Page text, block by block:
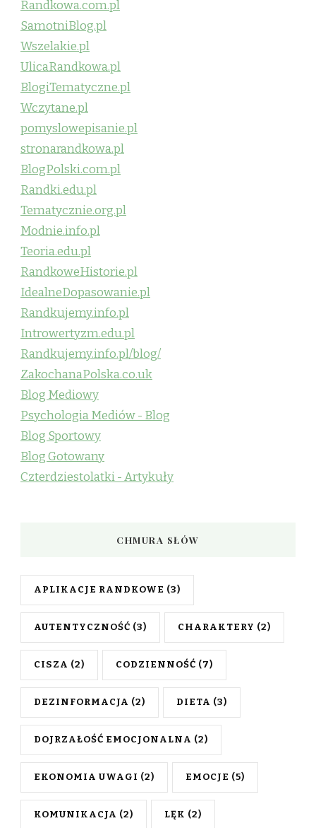
Randkowa.com.pl
SamotniBlog.pl
Wszelakie.pl
UlicaRandkowa.pl
BlogiTematyczne.pl
Wczytane.pl
pomyslowepisanie.pl
stronarandkowa.pl
BlogPolski.com.pl
Randki.edu.pl
Tematycznie.org.pl
Modnie.info.pl
Teoria.edu.pl
RandkoweHistorie.pl
IdealneDopasowanie.pl
Randkujemy.info.pl
Introwertyzm.edu.pl
Randkujemy.info.pl/blog/
ZakochanaPolska.co.uk
Blog Mediowy
Psychologia Mediów - Blog
Blog Sportowy
Blog Gotowany
Czterdziestolatki - Artykuły
CHMURA SŁÓW
APLIKACJE RANDKOWE (3)
AUTENTYCZNOŚĆ (3) CHARAKTERY (2)
CISZA (2) CODZIENNOŚĆ (7)
DEZINFORMACJA (2) DIETA (3)
DOJRZAŁOŚĆ EMOCJONALNA (2)
EKONOMIA UWAGI (2) EMOCJE (5)
KOMUNIKACJA (2) LĘK (2)